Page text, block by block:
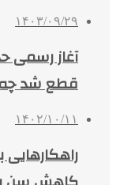
۱۴۰۳/۰۹/۲۹
آغاز رسمی
قطع شد چه
۱۴۰۲/۱۰/۱۱
راهکارهایی